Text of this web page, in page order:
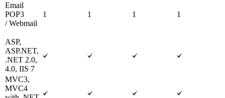
Email
POP3
/ Webmail
1 1 1 1
ASP,
ASP.NET,
.NET 2.0,
4.0, IIS 7
MVC3,
MVC4